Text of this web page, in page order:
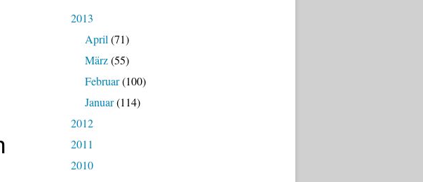
2013
April (71)
März(55)
Februar(100)
Januar(114)
2012
2011
2010